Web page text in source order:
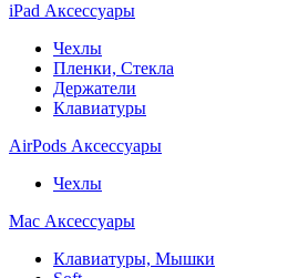
iPad Аксессуары
Чехлы
Пленки, Стекла
Держатели
Клавиатуры
AirPods Аксессуары
Чехлы
Mac Аксессуары
Клавиатуры, Мышки